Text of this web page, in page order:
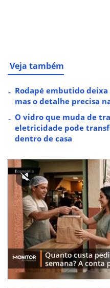
Veja também
Rodapé embutido
mas o detalhe precisa
O vidro que muda de
eletricidade pode
dentro de casa